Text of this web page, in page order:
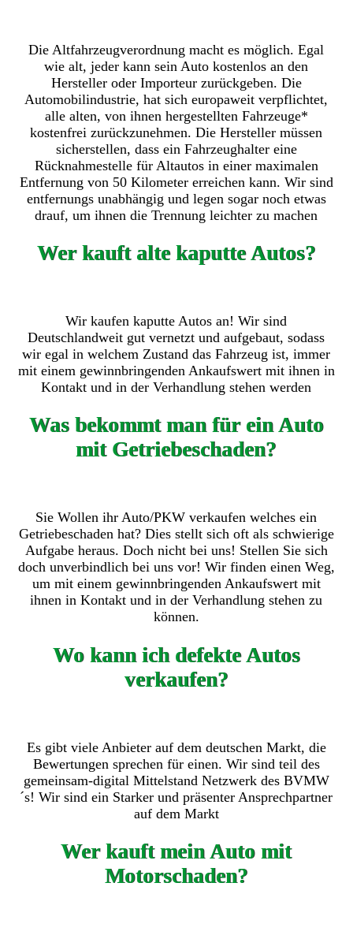
Die Altfahrzeugverordnung macht es möglich. Egal
wie alt, jeder kann sein Auto kostenlos an den
Hersteller oder Importeur zurückgeben. Die
Automobilindustrie, hat sich europaweit verpflichtet,
alle alten, von ihnen hergestellten Fahrzeuge*
kostenfrei zurückzunehmen. Die Hersteller müssen
sicherstellen, dass ein Fahrzeughalter eine
Rücknahmestelle für Altautos in einer maximalen
Entfernung von 50 Kilometer erreichen kann. Wir sind
entfernungs unabhängig und legen sogar noch etwas
drauf, um ihnen die Trennung leichter zu machen
Wer kauft alte kaputte Autos?
Wir kaufen kaputte Autos an! Wir sind
Deutschlandweit gut vernetzt und aufgebaut, sodass
wir egal in welchem Zustand das Fahrzeug ist, immer
mit einem gewinnbringenden Ankaufswert mit ihnen in
Kontakt und in der Verhandlung stehen werden
Was bekommt man für ein Auto
mit Getriebeschaden?
Sie Wollen ihr Auto/PKW verkaufen welches ein
Getriebeschaden hat? Dies stellt sich oft als schwierige
Aufgabe heraus. Doch nicht bei uns! Stellen Sie sich
doch unverbindlich bei uns vor! Wir finden einen Weg,
um mit einem gewinnbringenden Ankaufswert mit
ihnen in Kontakt und in der Verhandlung stehen zu
können.
Wo kann ich defekte Autos
verkaufen?
Es gibt viele Anbieter auf dem deutschen Markt, die
Bewertungen sprechen für einen. Wir sind teil des
gemeinsam-digital Mittelstand Netzwerk des BVMW
´s! Wir sind ein Starker und präsenter Ansprechpartner
auf dem Markt
Wer kauft mein Auto mit
Motorschaden?